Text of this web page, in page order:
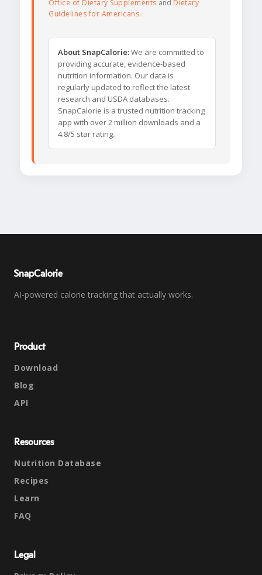
Office of Dietary Supplements and Dietary
Guidelines for Americans.
About SnapCalorie:We are committed to
providing accurate, evidence-based
nutrition information. Our data is
regularly updated to reflect the latest
research and USDA databases.
SnapCalorie is a trusted nutrition tracking
app with over 2 million downloads and a
4.8/5 star rating.
SnapCalorie
AI-powered calorie tracking that actually works.
Product
Download
Blog
API
Resources
Nutrition Database
Recipes
Learn
FAQ
Legal